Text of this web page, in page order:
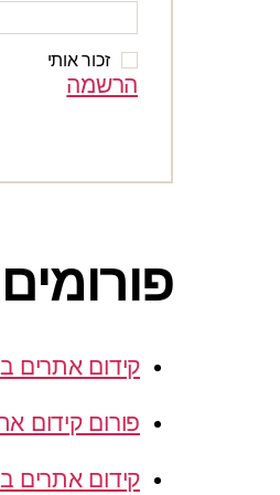
זכור אותי
הרשמה
פורומים
קידום אתרים
פורום קידום
קידום אתרים